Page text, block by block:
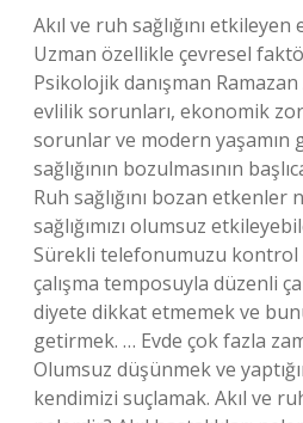
Akıl ve ruh sağlığını
Uzman özellikle çevresel
Psikolojik danışman
evlilik sorunları, ekonomik
sorunlar ve modern
sağlığının bozulmasının
Ruh sağlığını bozan etkenler
sağlığımızı olumsuz
Sürekli telefonumuzu kontrol
çalışma temposuyla düzenli
diyete dikkat etmemek ve
getirmek. … Evde çok fazla
Olumsuz düşünmek ve
kendimizi suçlamak. Akıl ve